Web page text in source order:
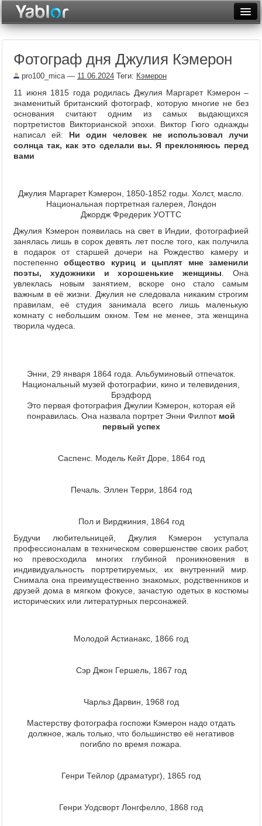
Неделя
Месяц
Рейтинги
Архив
Фотограф дня Джулия Кэмерон
pro100_mica— 11.06.2024 Теги: Кэмерон
11 июня 1815 года родилась Джулия Маргарет Кэмерон –
знаменитый британский фотограф, которую многие не без
основания считают одним из самых выдающихся
портретистов Викторианской эпохи. Виктор Гюго однажды
написал ей: Ни один человек не использовал лучи
солнца так, как это сделали вы. Я преклоняюсь перед
вами
Джулия Маргарет Кэмерон, 1850-1852 годы. Холст, масло.
Национальная портретная галерея, Лондон
Джордж Фредерик УОТТС
Джулия Кэмерон появилась на свет в Индии, фотографией
занялась лишь в сорок девять лет после того, как получила
в подарок от старшей дочери на Рождество камеру и
постепеннообщество куриц и цыплят мне заменили
поэты, художники и хорошенькие женщины . Она
увлеклась новым занятием, вскоре оно стало самым
важным в её жизни. Джулия не следовала никаким строгим
правилам, её студия занимала всего лишь маленькую
комнату с небольшим окном. Тем не менее, эта женщина
творила чудеса.
Энни, 29 января 1864 года. Альбуминовый отпечаток.
Национальный музей фотографии, кино и телевидения,
Брэдфорд
Это первая фотография Джулии Кэмерон, которая ей
понравилась. Она назвала портрет Энни Филпот мой
первый успех
Саспенс. Модель Кейт Доре, 1864 год
Печаль. Эллен Терри, 1864 год
Пол и Вирджиния, 1864 год
Будучи любительницей, Джулия Кэмерон уступала
профессионалам в техническом совершенстве своих работ,
но превосходила многих глубиной проникновения в
индивидуальность портретируемых, их внутренний мир.
Снимала она преимущественно знакомых, родственников и
друзей дома в мягком фокусе, зачастую одетых в костюмы
исторических или литературных персонажей.
Молодой Астианакс, 1866 год
Сэр Джон Гершель, 1867 год
Чарльз Дарвин, 1968 год
Мастерству фотографа госпожи Кэмерон надо отдать
должное, жаль только, что большинство её негативов
погибло по время пожара.
Генри Тейлор (драматург), 1865 год
Генри Уодсворт Лонгфелло, 1868 год